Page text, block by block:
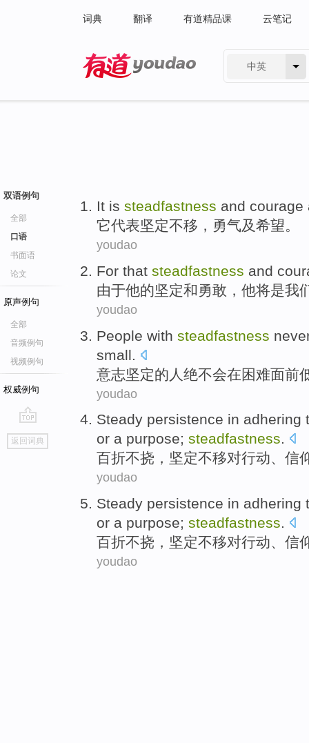
词典 翻译 有道精品课 云笔记
中英
双语例句
全部
口语
书面语
论文
原声例句
全部
音频例句
视频例句
权威例句
go
top
返回词典
It is steadfastness and courage
它代表坚定不移， 勇气及希望。
youdao
For that steadfastness and
由于他的坚定和勇敢 ，他将是我
youdao
People with steadfastness
small
意志坚定的 人 绝不会在困难面前
youdao
Steady persistence in adhering
or a purpose; steadfastness.
百折不挠 ， 坚定不移对行动、 信
youdao
Steady persistence in adhering
or a purpose; steadfastness.
百折不挠 ， 坚定不移对行动、 信
youdao